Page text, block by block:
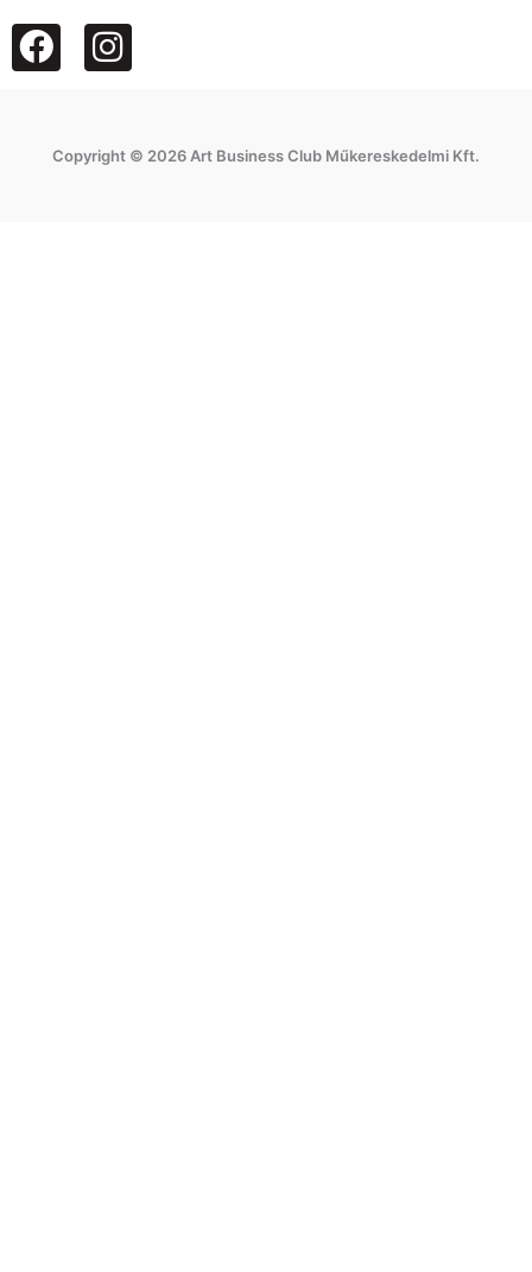
F
a
e
I
n
t
a
Copyright © 2026 Art Business Club Műkereskedelmi Kft.